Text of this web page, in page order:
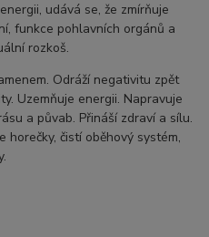
udává se, že zmírňuje
funkce pohlavních orgánů a
rozkoš.
Odráží negativitu zpět
Uzemňuje energii. Napravuje
a půvab. Přináší zdraví a sílu.
horečky, čistí oběhový systém,